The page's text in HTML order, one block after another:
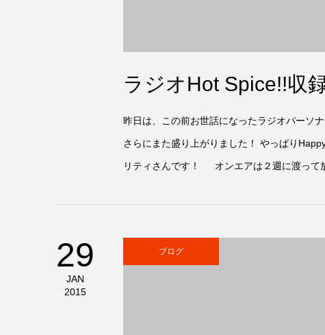
ラジオHot Spice!!収
昨日は、この前お世話になったラジオパー
さらにまた盛り上がりました！ やっぱり
リティさんです！ オンエアは２週に渡って
29
JAN
2015
ブログ